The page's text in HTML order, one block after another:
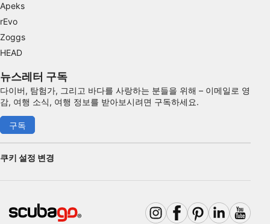
Apeks
rEvo
Zoggs
HEAD
뉴스레터 구독
다이버, 탐험가, 그리고 바다를 사랑하는 분들을 위해 – 이메일로 영
감, 여행 소식, 여행 정보를 받아보시려면 구독하세요.
구독
쿠키 설정 변경
기능의
광고하는